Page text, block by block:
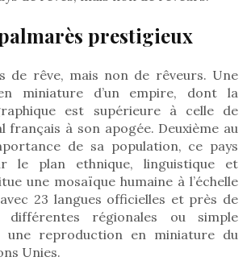
prestigieux
de rêve, mais non de rêveurs. Une
miniature d’un empire, dont la
est supérieure à celle de
français à son apogée. Deuxième au
de sa population, ce pays
le plan ethnique, linguistique et
une mosaïque humaine à l’échelle
23 langues officielles et près de
différentes régionales ou simple
une reproduction en miniature du
Unies.